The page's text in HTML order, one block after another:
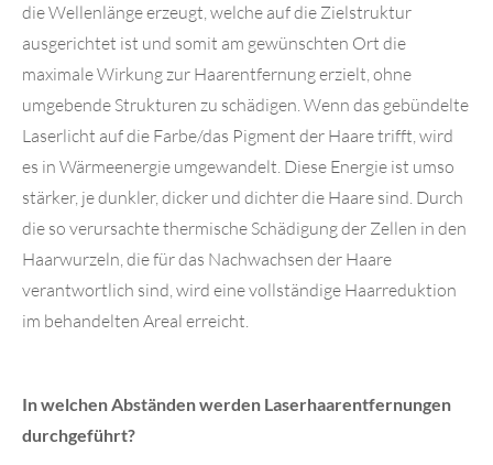
die Wellenlänge erzeugt, welche auf die Zielstruktur
ausgerichtet ist und somit am gewünschten Ort die
maximale Wirkung zur Haarentfernung erzielt, ohne
umgebende Strukturen zu schädigen. Wenn das gebündelte
Laserlicht auf die Farbe/das Pigment der Haare trifft, wird
es in Wärmeenergie umgewandelt. Diese Energie ist umso
stärker, je dunkler, dicker und dichter die Haare sind. Durch
die so verursachte thermische Schädigung der Zellen in den
Haarwurzeln, die für das Nachwachsen der Haare
verantwortlich sind, wird eine vollständige Haarreduktion
im behandelten Areal erreicht.
In welchen Abständen werden Laserhaarentfernungen
durchgeführt?